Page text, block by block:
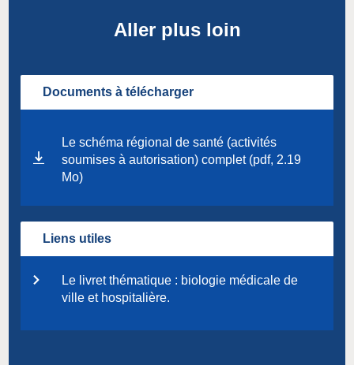
Aller plus loin
Documents à télécharger
Le schéma régional de santé (activités
soumises à autorisation) complet (pdf, 2.19
Mo)
Liens utiles
Le livret thématique : biologie médicale de
ville et hospitalière.